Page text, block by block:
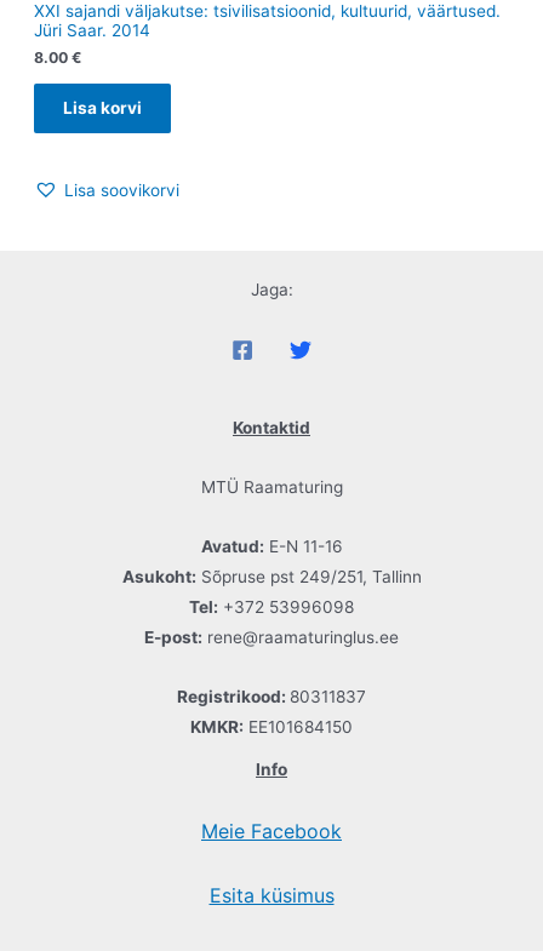
XXI sajandi väljakutse: tsivilisatsioonid, kultuurid, väärtused.
Jüri Saar. 2014
8.00 €
Lisa korvi
Lisa soovikorvi
Jaga:
Kontaktid
MTÜ Raamaturing
Avatud: E-N 11-16
Asukoht: Sõpruse pst 249/251, Tallinn
Tel: +372 53996098
E-post: rene@raamaturinglus.ee
Registrikood: 80311837
KMKR: EE101684150
Info
Meie Facebook
Esita küsimus